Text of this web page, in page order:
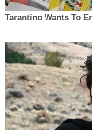
Tarantino Wants To